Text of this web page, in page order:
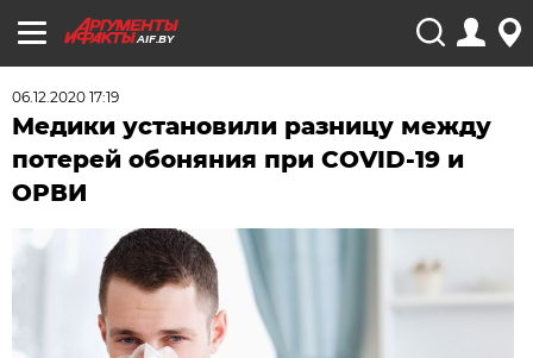
AIF.BY
06.12.2020 17:19
Медики установили разницу между
потерей обоняния при COVID-19 и
ОРВИ